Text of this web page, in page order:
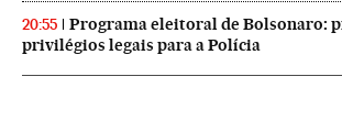
20:55
Programa eleitoral de Bolsonaro:
privilégios legais para a Polícia